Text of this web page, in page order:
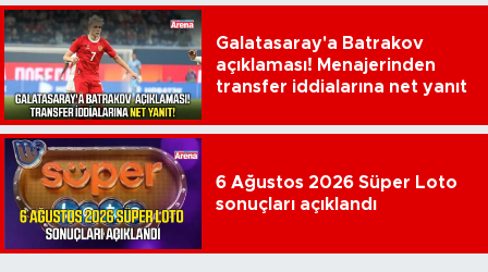
Galatasaray'a Batrakov
açıklaması! Menajerinden
transfer iddialarına net yanıt
6 Ağustos 2026 Süper Loto
sonuçları açıklandı